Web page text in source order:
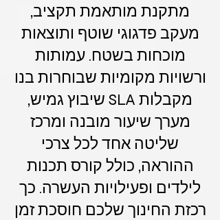
מתקנת מותאמת תקציב,
מעקב פדגוגי שוטף ותוצאות
מוכחות בשטח. עמותות
ורשויות מקומיות שבוחרות בנו
מקבלות SLA שיבוץ גמיש,
מערך שיעור מובנה ומרכז
שליטה אחד לכל צרכי
ההוראה, כולל קורס תכנות
לילדים ופעילויות העשרה. כך
רכזת החינוך שלכם חוסכת זמן